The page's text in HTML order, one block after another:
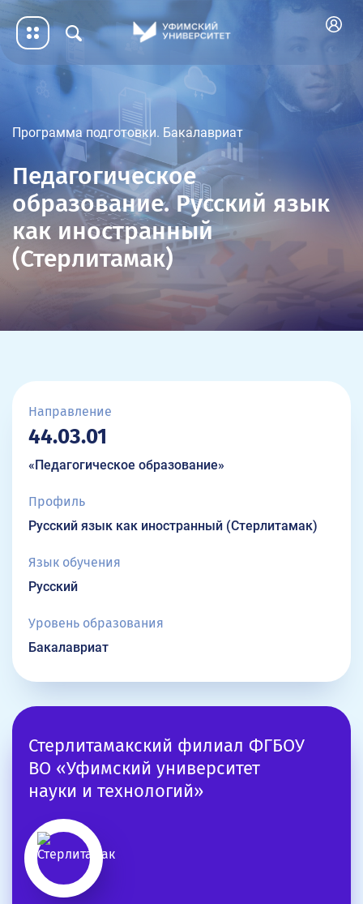
Программа подготовки. Бакалавриат
Педагогическое
образование. Русский язык
как иностранный
(Стерлитамак)
Направление
44.03.01
«Педагогическое образование»
Профиль
Русский язык как иностранный (Стерлитамак)
Язык обучения
Русский
Уровень образования
Бакалавриат
Стерлитамакский филиал ФГБОУ
ВО «Уфимский университет
науки и технологий»